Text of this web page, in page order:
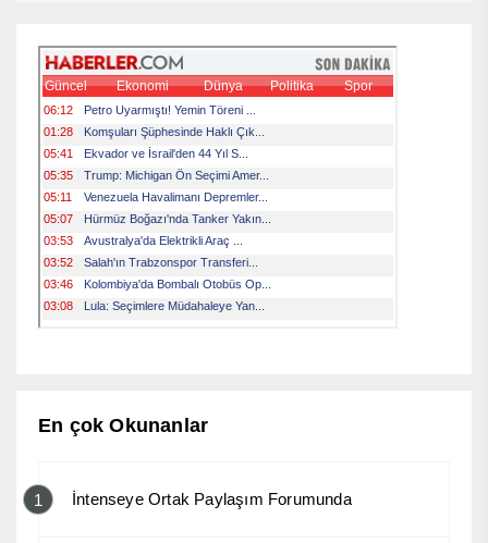
En çok Okunanlar
1 İntenseye Ortak Paylaşım Forumunda